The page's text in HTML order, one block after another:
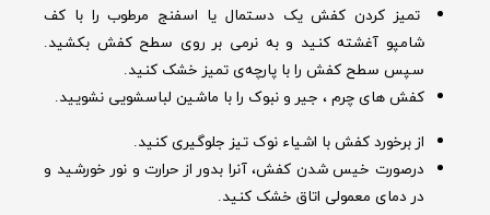
تمیز کردن کفش یک دستمال یا اسفنج مرطوب را با کف
شامپو آغشته کنید و به نرمی بر روی سطح کفش بکشید.
سپس سطح کفش را با پارچه‌ی تمیز خشک کنید.
کفش های چرم ، جیر و نبوک را با ماشین لباسشویی نشویید.
از برخورد کفش با اشیاء نوک تیز جلوگیری کنید.
درصورت خیس شدن کفش‌، آنرا بدور از حرارت و نور خورشید و
در دمای معمولی اتاق خشک کنید.